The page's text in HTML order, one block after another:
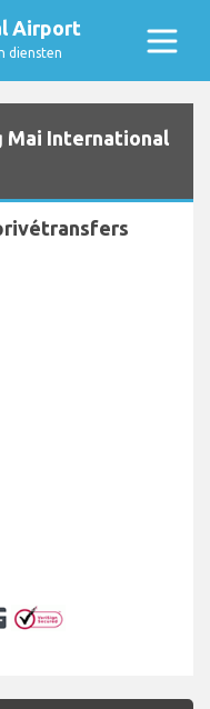
Airport
diensten
Mai International